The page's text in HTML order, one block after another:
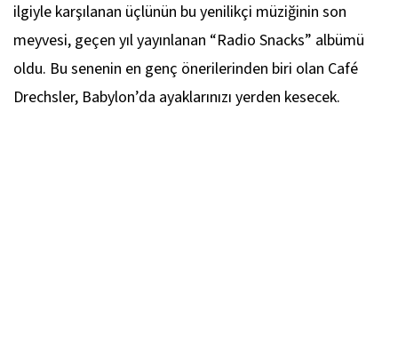
ilgiyle karşılanan üçlünün bu yenilikçi müziğinin son
meyvesi, geçen yıl yayınlanan “Radio Snacks” albümü
oldu. Bu senenin en genç önerilerinden biri olan Café
Drechsler, Babylon’da ayaklarınızı yerden kesecek.